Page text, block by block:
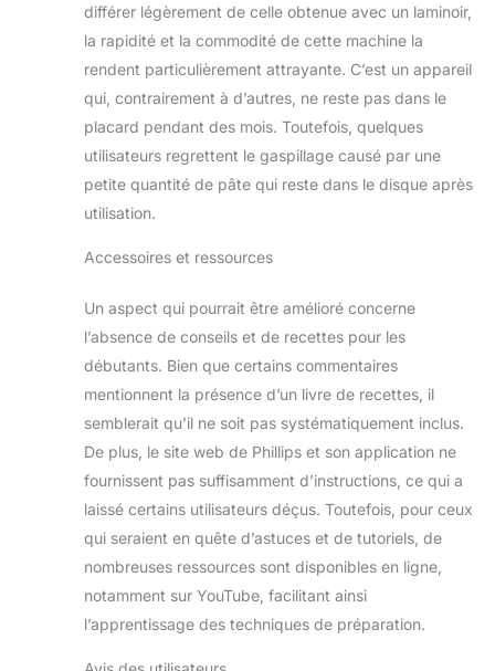
différer légèrement de celle obtenue avec un laminoir,
la rapidité et la commodité de cette machine la
rendent particulièrement attrayante. C’est un appareil
qui, contrairement à d’autres, ne reste pas dans le
placard pendant des mois. Toutefois, quelques
utilisateurs regrettent le gaspillage causé par une
petite quantité de pâte qui reste dans le disque après
utilisation.
Accessoires et ressources
Un aspect qui pourrait être amélioré concerne
l’absence de conseils et de recettes pour les
débutants. Bien que certains commentaires
mentionnent la présence d’un livre de recettes, il
semblerait qu’il ne soit pas systématiquement inclus.
De plus, le site web de Phillips et son application ne
fournissent pas suffisamment d’instructions, ce qui a
laissé certains utilisateurs déçus. Toutefois, pour ceux
qui seraient en quête d’astuces et de tutoriels, de
nombreuses ressources sont disponibles en ligne,
notamment sur YouTube, facilitant ainsi
l’apprentissage des techniques de préparation.